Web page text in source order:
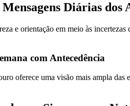
Diárias dos
e orientação em meio às
com Antecedência
oferece uma visão mais ampla das